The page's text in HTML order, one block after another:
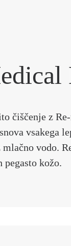
čiščenje z
vsakega
vodo.
pegasto kožo.